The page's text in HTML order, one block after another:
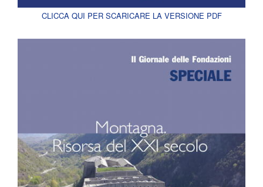
CLICCA QUI PER SCARICARE LA VERSIONE PDF